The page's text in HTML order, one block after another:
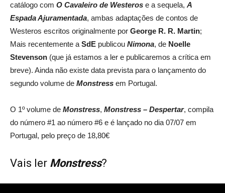
catálogo com O Cavaleiro de Westeros e a sequela, A
Espada Ajuramentada, ambas adaptações de contos de
Westeros escritos originalmente por George R. R. Martin;
Mais recentemente a SdE publicou Nimona, de Noelle
Stevenson (que já estamos a ler e publicaremos a crítica em
breve). Ainda não existe data prevista para o lançamento do
segundo volume de Monstress em Portugal.
O 1º volume de Monstress, Monstress – Despertar, compila
do número #1 ao número #6 e é lançado no dia 07/07 em
Portugal, pelo preço de 18,80€
Vais ler Monstress?